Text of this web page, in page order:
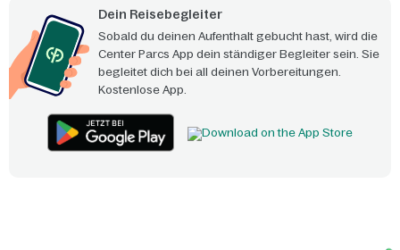
Dein Reisebegleiter
Sobald du deinen Aufenthalt gebucht hast, wird die
Center Parcs App dein ständiger Begleiter sein. Sie
begleitet dich bei all deinen Vorbereitungen.
Kostenlose App.